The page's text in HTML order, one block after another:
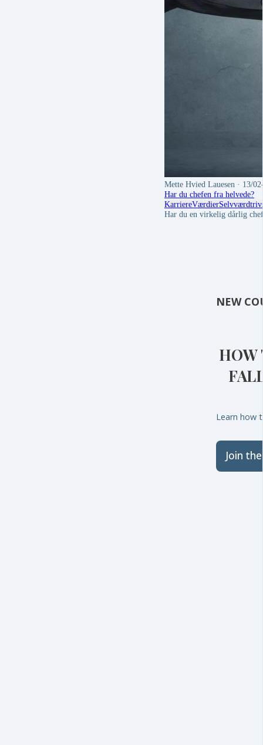
Mette Hvied Lauesen · 13/
Har du chefen fra helvede?
KarriereVærdierSelvværd
Har du en virkelig dårlig
NEW
HOW
Learn how
Join